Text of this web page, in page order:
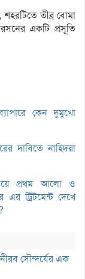
শহরটিতে তীব্র বোমা
একটি প্রসূতি
কেন দুমুখো
দাবিতে নাহিদরা
প্রথম আলো ও
এর ট্রিটমেন্ট দেখে
সৌন্দর্যের এক